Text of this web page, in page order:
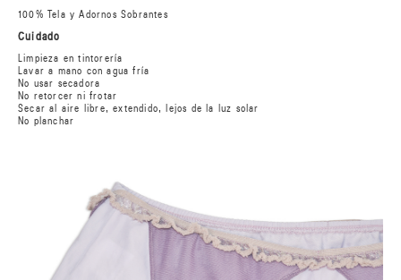
100% Tela y Adornos Sobrantes
Cuidado
Limpieza en tintorería
Lavar a mano con agua fría
No usar secadora
No retorcer ni frotar
Secar al aire libre, extendido, lejos de la luz solar
No planchar